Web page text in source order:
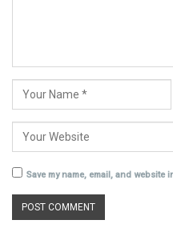
Save my name, email, and website